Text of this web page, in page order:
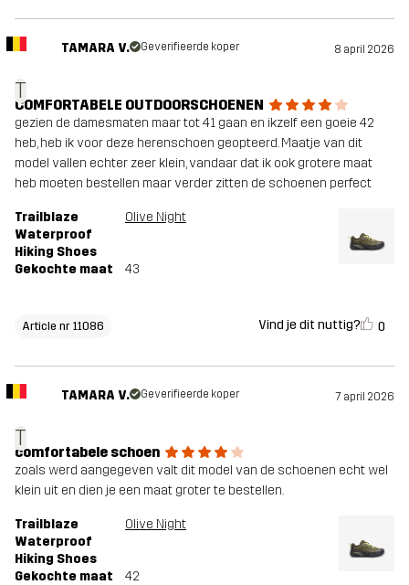
T
TAMARA V. Geverifieerde koper 8 april 2026
COMFORTABELE OUTDOORSCHOENEN
gezien de damesmaten maar tot 41 gaan en ikzelf een goeie 42
heb, heb ik voor deze herenschoen geopteerd. Maatje van dit
model vallen echter zeer klein, vandaar dat ik ook grotere maat
heb moeten bestellen maar verder zitten de schoenen perfect
Trailblaze
Waterproof
Hiking Shoes
Olive Night
Gekochte maat 43
Article nr 11086 Vind je dit nuttig? 0
T
TAMARA V. Geverifieerde koper 7 april 2026
comfortabele schoen
zoals werd aangegeven valt dit model van de schoenen echt wel
klein uit en dien je een maat groter te bestellen.
Trailblaze
Waterproof
Hiking Shoes
Olive Night
Gekochte maat 42